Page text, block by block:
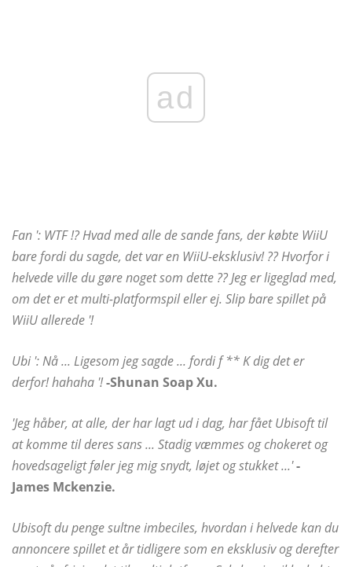
ad
Fan ': WTF !? Hvad med alle de sande fans, der købte WiiU
bare fordi du sagde, det var en WiiU-eksklusiv! ?? Hvorfor i
helvede ville du gøre noget som dette ?? Jeg er ligeglad med,
om det er et multi-platformspil eller ej. Slip bare spillet på
WiiU allerede '!
Ubi ': Nå ... Ligesom jeg sagde ... fordi f ** K dig det er
derfor! hahaha '!-Shunan Soap Xu.
'Jeg håber, at alle, der har lagt ud i dag, har fået Ubisoft til
at komme til deres sans ... Stadig væmmes og chokeret og
hovedsageligt føler jeg mig snydt, løjet og stukket ...'-
James Mckenzie.
Ubisoft du penge sultne imbeciles, hvordan i helvede kan du
annoncere spillet et år tidligere som en eksklusiv og derefter